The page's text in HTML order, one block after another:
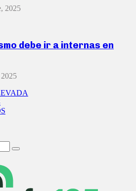
2025
debe ir a internas en
Search